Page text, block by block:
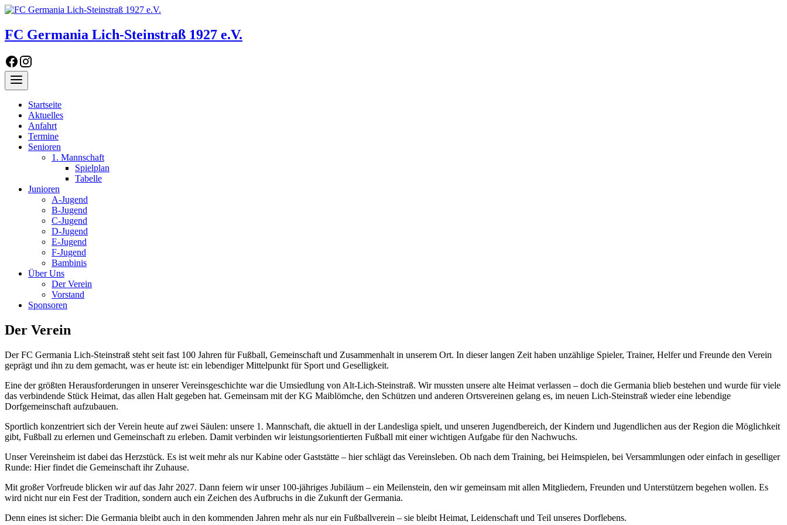
Skip
content
FC Germania Lich-Steinstraß 1927 e.V.
Besuchen
Sie
uns
auf
Facebook
Instagram
Menü
Startseite
Aktuelles
Anfahrt
Termine
Senioren
1. Mannschaft
Spielplan
Tabelle
Junioren
A-Jugend
B-Jugend
C-Jugend
D-Jugend
E-Jugend
F-Jugend
Bambinis
Über Uns
Der Verein
Vorstand
Sponsoren
Der Verein
Der FC Germania Lich-Steinstraß steht seit fast 100 Jahren für Fußball, Gemeinschaft und Zusammenhalt in unserem Ort. In dieser langen Zeit haben unzählige Spieler, Trainer, Helfer und Freunde den Verein
geprägt und ihn zu dem gemacht, was er heute ist: ein lebendiger Mittelpunkt für Sport und Geselligkeit.
Eine der größten Herausforderungen in unserer Vereinsgeschichte war die Umsiedlung von Alt-Lich-Steinstraß. Wir mussten unsere alte Heimat verlassen – doch die Germania blieb bestehen und wurde für viele
das verbindende Stück Heimat, das allen Halt gegeben hat. Gemeinsam mit der KG Maiblömche, den Schützen und anderen Ortsvereinen gelang es, im neuen Lich-Steinstraß wieder eine lebendige
Dorfgemeinschaft aufzubauen.
Sportlich konzentriert sich der Verein heute auf zwei Säulen: unsere 1. Mannschaft, die aktuell in der Landesliga spielt, und unseren Jugendbereich, der Kindern und Jugendlichen aus der Region die Möglichkeit
gibt, Fußball zu erlernen und Gemeinschaft zu erleben. Damit verbinden wir leistungsorientierten Fußball mit einer wichtigen Aufgabe für den Nachwuchs.
Unser Vereinsheim ist dabei das Herzstück. Es ist weit mehr als nur Kabine oder Gaststätte – hier schlägt das Vereinsleben. Ob nach dem Training, bei Heimspielen, bei Versammlungen oder einfach in geselliger
Runde: Hier findet die Gemeinschaft ihr Zuhause.
Mit großer Vorfreude blicken wir auf das Jahr 2027. Dann feiern wir unser 100-jähriges Jubiläum – ein Meilenstein, den wir gemeinsam mit allen Mitgliedern, Freunden und Unterstützern begehen wollen. Es
wird nicht nur ein Fest der Tradition, sondern auch ein Zeichen des Aufbruchs in die Zukunft der Germania.
Denn eines ist sicher: Die Germania bleibt auch in den kommenden Jahren mehr als nur ein Fußballverein – sie bleibt Heimat, Leidenschaft und Teil unseres Dorflebens.